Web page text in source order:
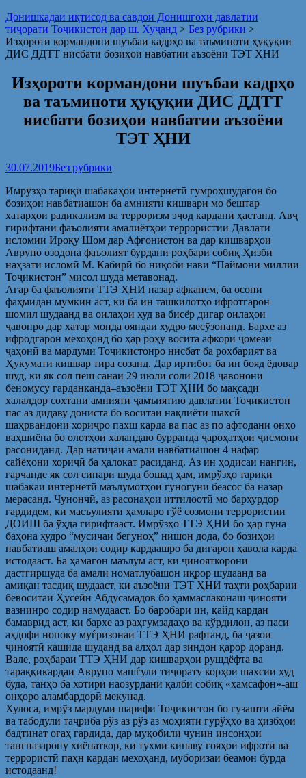
Донишкадаи иқтисод ва савдои Донишгоҳи давлатии
тиҷорати Тоҷикистон дар ш. Хуҷанд > Без рубрики >
Изҳороти кормандони шуъбаи кадрҳо ва таъминоти ҳуқуқии
ДИС ДДТТ нисбати бозиҳои навбатии аъзоёни ТЭТ ҲНИ
Изҳороти кормандони шуъбаи кадрҳо
ва таъминоти ҳуқуқии ДИС ДДТТ
нисбати бозиҳои навбатии аъзоёни
ТЭТ ҲНИ
30.07.2019Без рубрики
Имрӯзҳо тариқи шабакаҳои интернетӣ гумроҳшудагон бо
бозиҳои навбатиашон ба амнияти кишвари мо бештар
хатарҳои радикализм ва терроризм эҷод карданӣ ҳастанд. Авҷ
гирифтани фаъолияти амалиётҳои террористии Давлати
исломии Ироқу Шом дар Афғонистон ва дар кишварҳои
Аврупо озодона фаъолият бурдани роҳбари собиқ Ҳизби
наҳзати исломӣ М. Кабирӣ бо ниқоби нави “Паймони миллии
Тоҷикистон” мисол шуда метавонад.
Агар ба фаъолияти ТТЭ ҲНИ назар афканем, ба осонӣ
фаҳмидан мумкин аст, ки ба ин ташкилотҳо ифротгарон
шомил шудаанд ва оилаҳои худ ва бисёр дигар оилаҳои
ҷавонро дар хатар монда ояндаи худро месўзонанд. Бархе аз
ифродгарон мехоҳонд бо ҳар роҳу восита афкори ҷомеаи
ҷаҳонӣ ва мардуми Тоҷикистонро нисбат ба роҳбарият ва
Ҳукумати кишвар тира созанд. Дар иртибот ба ин бояд ёдовар
шуд, ки як сол пеш санаи 29 июли соли 2018 ҷавонони
беномусу гарданканда–аъзоёни ТЭТ ҲНИ бо мақсади
халалдор сохтани амнияти ҷамъиятию давлатии Тоҷикистон
пас аз дидаву дониста бо воситаи нақлиёти шахсӣ
шаҳрвандони хориҷро пахш карда ва пас аз по афтодани онҳо
ваҳшиёна бо олотҳои халандаю бурранда ҷароҳатҳои ҷисмонӣ
расониданд. Дар натиҷаи амали навбатиашон 4 нафар
сайёҳони хориҷӣ ба ҳалокат расиданд. Аз ин ҳодисаи нангин,
гарчанде як сол сипари шуда бошад ҳам, имрўзҳо тариқи
шабакаи интернетӣ маълумотҳои гуногуни беасос ба назар
мерасанд. Чунончӣ, аз расонаҳои иттилоотӣ мо бархурдор
гардидем, ки масъулияти ҳамларо гўё созмони террористии
ДОИШ ба ӯҳда гирифтааст. Имрўзҳо ТТЭ ҲНИ бо ҳар гуна
баҳона худро “мусичаи бегуноҳ” нишон дода, бо бозиҳои
навбатиаш амалҳои содир кардаашро ба дигарон ҳавола карда
истодааст. Ба ҳамагон маълум аст, ки ҷинояткорони
дастгиршуда ба амали номатлубашон иқрор шудаанд ва
амиқан тасдиқ шудааст, ки аъзоёни ТЭТ ҲНИ таҳти роҳбарии
бевоситаи Ҳусейн Абдусамадов бо ҳаммаслаконаш ҷинояти
вазнинро содир намудааст. Бо баробари ин, қайд кардан
бамаврид аст, ки бархе аз раҳгумзадаҳо ва кўрдилон, аз паси
аҳдофи нопоку муѓризонаи ТТЭ ҲНИ рафтанд, ба ҷазои
ҷиноятӣ кашида шуданд ва алҳол дар зиндон қарор доранд.
Вале, роҳбараи ТТЭ ҲНИ дар кишварҳои рушдёфта ва
тараққикардаи Аврупо машѓули тиҷорату корҳои шахсии худ
буда, танҳо ба хотири наозурдани қалби собиқ «ҳамсафон»-аш
онҳоро аламбардорӣ мекунад.
Хулоса, имрўз мардуми шарифи Тоҷикистон бо гузашти айём
ва табодули таҷриба рўз аз рўз аз моҳияти гурўҳҳо ва ҳизбҳои
бадтинат огаҳ гардида, дар муқобили чунин инсонҳои
тангназарону хиёнаткор, ки тухми кинаву ғояҳои ифротӣ ва
террористӣ паҳн кардан мехоҳанд, муборизаи беамон бурда
истодаанд!